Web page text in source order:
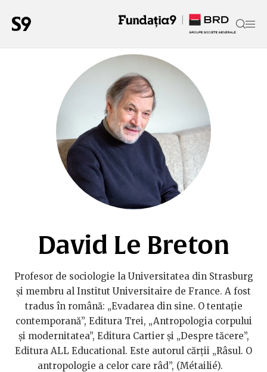
David Le Breton
Profesor de sociologie la Universitatea din Strasburg
și membru al Institut Universitaire de France. A fost
tradus în română: „Evadarea din sine. O tentație
contemporană”, Editura Trei, „Antropologia corpului
și modernitatea”, Editura Cartier și „Despre tăcere”,
Editura ALL Educational. Este autorul cărții „Râsul. O
antropologie a celor care râd”, (Métailié).